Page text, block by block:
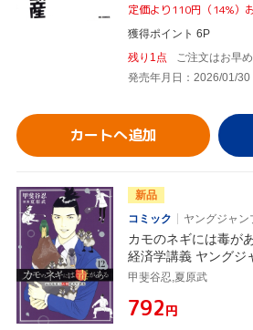
定価より110円（14%）
獲得ポイント 6P
残り1点
ご注文はお早
発売年月日：2026/01/30
カートへ追加
新品
コミック
ヤングジャン
カモのネギには毒が
経済学講義 ヤングジ
甲斐谷忍,夏原武
¥792円